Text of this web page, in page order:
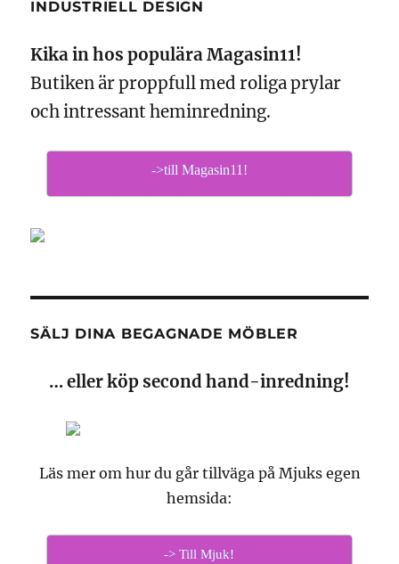
INDUSTRIELL DESIGN
Kika in hos populära Magasin11!
Butiken är proppfull med roliga prylar
och intressant heminredning.
->till Magasin11!
SÄLJ DINA BEGAGNADE MÖBLER
… eller köp second hand-inredning!
Läs mer om hur du går tillväga på Mjuks egen
hemsida:
-> Till Mjuk!